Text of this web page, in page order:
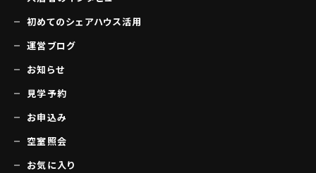
初めてのシェアハウス活用
運営ブログ
お知らせ
見学予約
お申込み
空室照会
お気に入り